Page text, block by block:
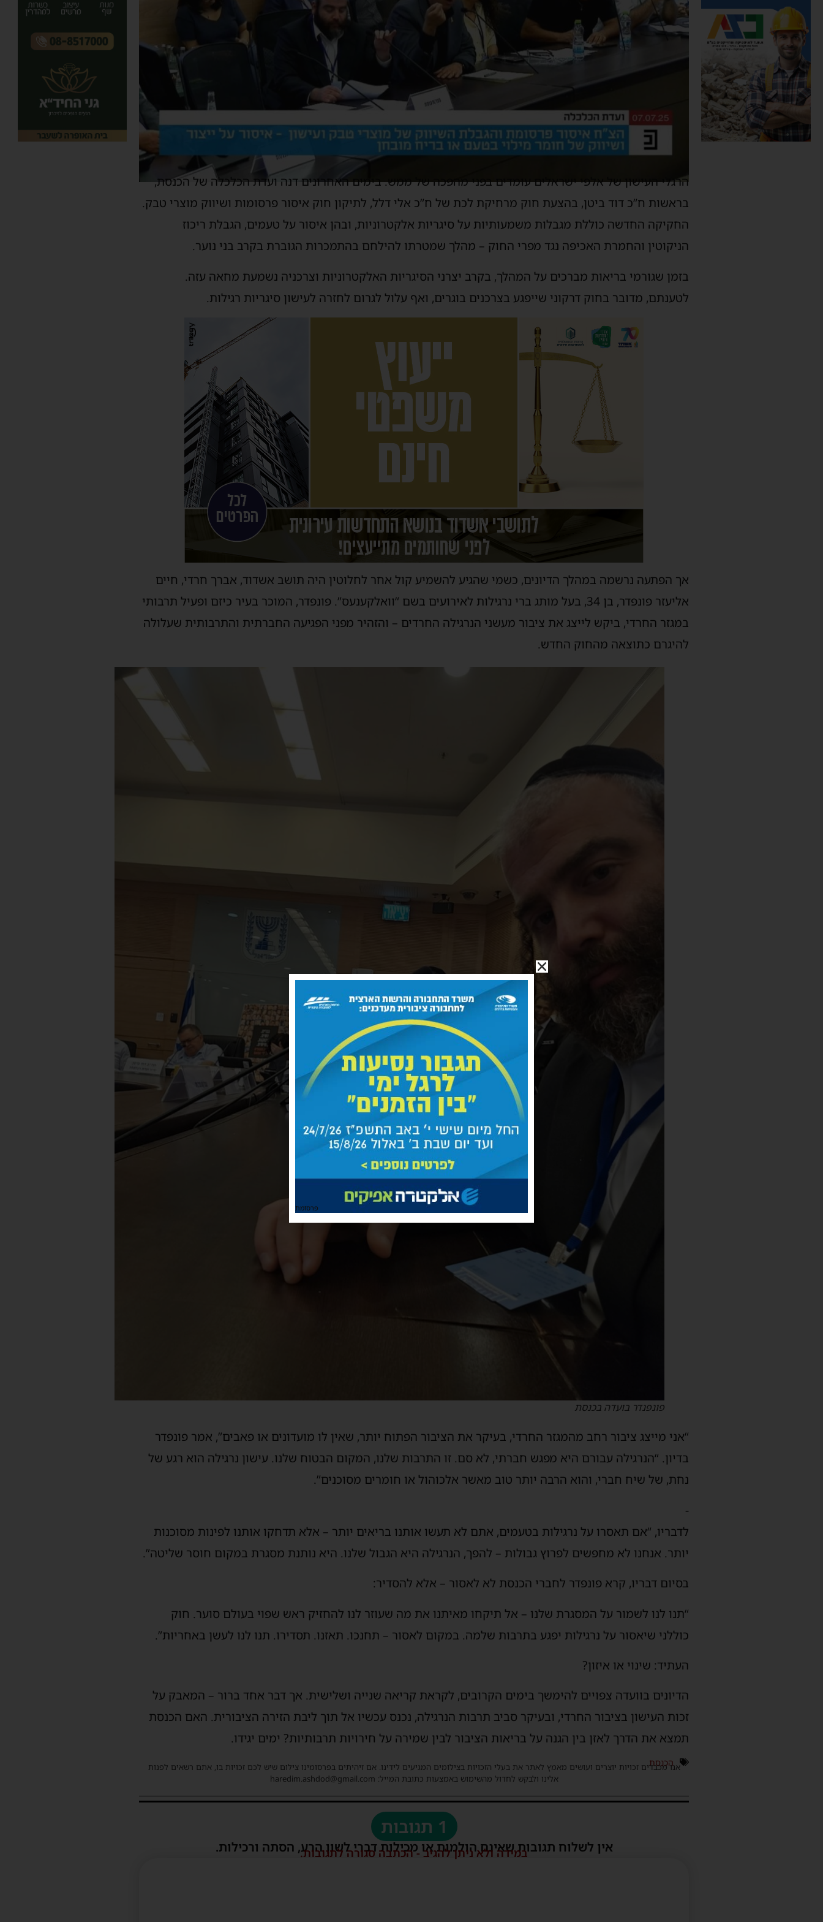
הרגלי העישון של אלפי ישראלים עומדים בפני מהפכה של ממש. בימים האחרונים דנה ועדת הכלכלה של הכנסת,
בראשות ח”כ דוד ביטן, בהצעת חוק מרחיקת לכת של ח”כ אלי דלל, לתיקון חוק איסור פרסומות ושיווק מוצרי טבק.
החקיקה החדשה כוללת מגבלות משמעותיות על סיגריות אלקטרוניות, ובהן איסור על טעמים, הגבלת ריכוז
הניקוטין והחמרת האכיפה נגד מפרי החוק – מהלך שמטרתו להילחם בהתמכרות הגוברת בקרב בני נוער.
בזמן שגורמי בריאות מברכים על המהלך, בקרב יצרני הסיגריות האלקטרוניות וצרכניה נשמעת מחאה עזה.
לטענתם, מדובר בחוק דרקוני שייפגע בצרכנים בוגרים, ואף עלול לגרום לחזרה לעישון סיגריות רגילות.
אך הפתעה נרשמה במהלך הדיונים, כשמי שהגיע להשמיע קול אחר לחלוטין היה תושב אשדוד, אברך חרדי, חיים
אליעזר פונפדר, בן 34, בעל מותג ברי נרגילות לאירועים בשם “וואלקענעס”. פונפדר, המוכר בעיר כיזם ופעיל תרבותי
במגזר החרדי, ביקש לייצג את ציבור מעשני הנרגילה החרדים – והזהיר מפני הפגיעה החברתית והתרבותית שעלולה
להיגרם כתוצאה מהחוק החדש.
פונפנדר בועדה בכנסת
“אני מייצג ציבור רחב מהמגזר החרדי, בעיקר את הציבור הפתוח יותר, שאין לו מועדונים או פאבים”, אמר פונפדר
בדיון. “הנרגילה עבורם היא מפגש חברתי, לא סם. זו התרבות שלנו, המקום הבטוח שלנו. עישון נרגילה הוא רגע של
נחת, של שיח חברי, והוא הרבה יותר טוב מאשר אלכוהול או חומרים מסוכנים”.
-
לדבריו, “אם תאסרו על נרגילות בטעמים, אתם לא תעשו אותנו בריאים יותר – אלא תדחקו אותנו לפינות מסוכנות
יותר. אנחנו לא מחפשים לפרוץ גבולות – להפך, הנרגילה היא הגבול שלנו. היא נותנת מסגרת במקום חוסר שליטה”.
בסיום דבריו, קרא פונפדר לחברי הכנסת לא לאסור – אלא להסדיר:
“תנו לנו לשמור על המסגרת שלנו – אל תיקחו מאיתנו את מה שעוזר לנו להחזיק ראש שפוי בעולם סוער. חוק
כוללני שיאסור על נרגילות יפגע בתרבות שלמה. במקום לאסור – תחנכו. תאזנו. תסדירו. תנו לנו לעשן באחריות”.
העתיד: שינוי או איזון?
הדיונים בוועדה צפויים להימשך בימים הקרובים, לקראת קריאה שנייה ושלישית. אך דבר אחד ברור – המאבק על
זכות העישון בציבור החרדי, ובעיקר סביב תרבות הנרגילה, נכנס עכשיו אל תוך ליבת הזירה הציבורית. האם הכנסת
תמצא את הדרך לאזן בין הגנה על בריאות הציבור לבין שמירה על חירויות תרבותיות? ימים יגידו.
הכנסת
אנו מכבדים זכויות יוצרים ועושים מאמץ לאתר את בעלי הזכויות בצילומים המגיעים לידינו. אם זיהיתים בפרסומינו צילום שיש לכם זכויות בו, אתם רשאים לפנות
אלינו ולבקש לחדול מהשימוש באמצעות כתובת המייל: haredim.ashdod@gmail.com
1 תגובות
אין לשלוח תגובות שאינם הולמות או מכילות דברי לשון הרע, הסתה ורכילות.
במידה ולא ניתן להגיב - הכתבה סגורה לתגובות.
פרסומת